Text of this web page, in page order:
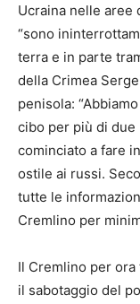
Ucraina nelle aree
“sono
terra e in parte
della Crimea
penisola:
cibo per più di due
cominciato a fare
ostile ai russi.
tutte le
Cremlino per
Il Cremlino per
il sabotaggio del